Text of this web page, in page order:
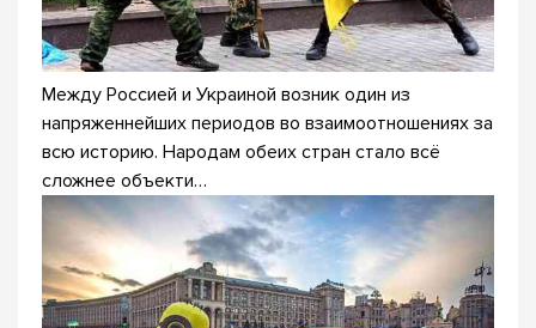
Между Россией и Украиной возник один из
напряженнейших периодов во взаимоотношениях за
всю историю. Народам обеих стран стало всё
сложнее объекти…